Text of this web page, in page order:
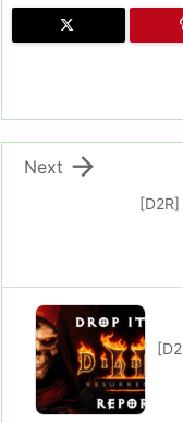
[D2R]

Next